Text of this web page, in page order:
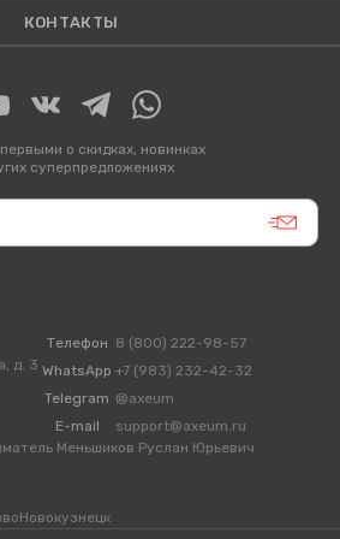
КОНТАКТЫ
о скидках, новинках
суперпредложениях
д. 3
Телефон 8 (800) 222-98-57
WhatsApp +7 (983) 232-42-32
Telegram @axeum
E-mail
support@axeum.ru
Меньшиков Руслан Юрьевич
Новокузнецк